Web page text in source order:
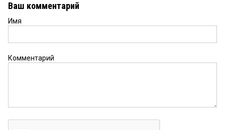
Ваш комментарий
Имя
Комментарий